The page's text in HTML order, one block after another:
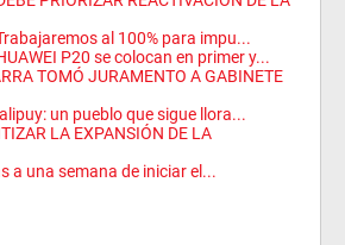
al 100% para impu...
P20 se colocan en primer y...
TOMÓ JURAMENTO A GABINETE
un pueblo que sigue llora...
LA EXPANSIÓN DE LA
a una semana de iniciar el...